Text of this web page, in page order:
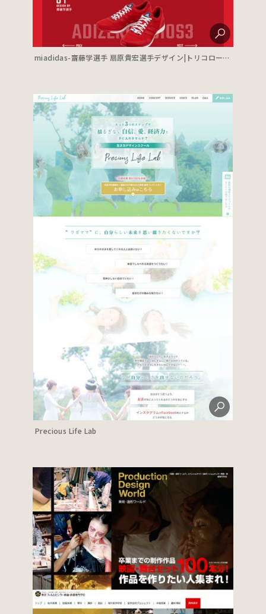
miadidas-齋藤学選手 扇原貴宏選手デザイン|トリコロールワンオンラインショップ 横浜F・マリノス
Precious Life Lab